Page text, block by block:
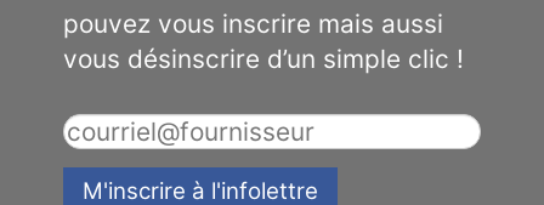
pouvez vous inscrire mais aussi
vous désinscrire d’un simple clic !